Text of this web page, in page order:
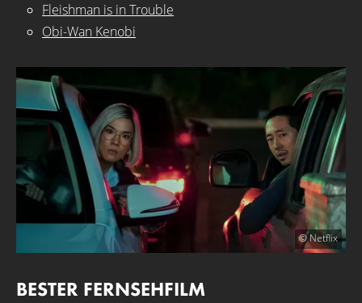
Fleishman is in Trouble
Obi-Wan Kenobi
© Netflix
BESTER FERNSEHFILM